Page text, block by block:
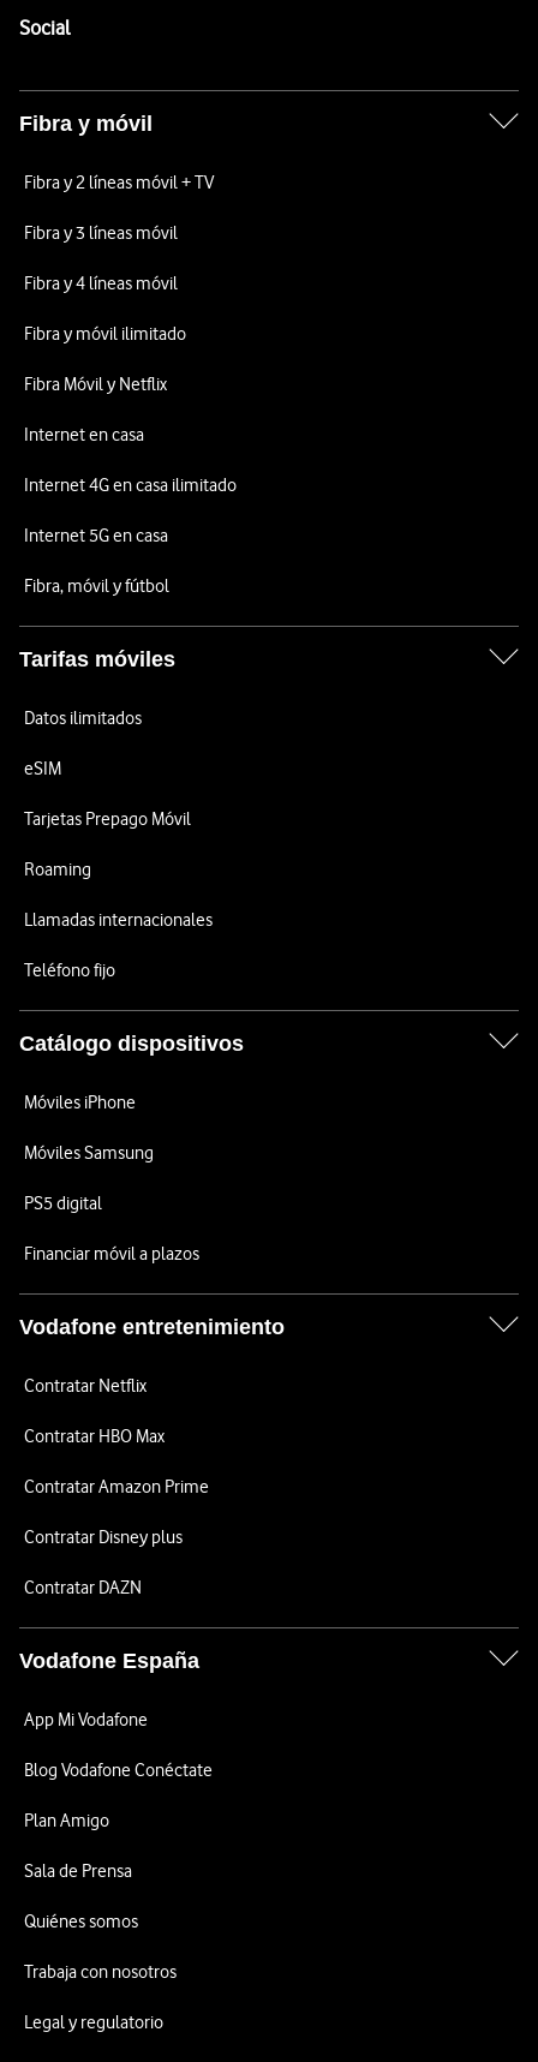
SocialEnlaces a las redes sociales de Vodafone
Fibra y móvil
Fibra y 2 líneas móvil + TV
Fibra y 3 líneas móvil
Fibra y 4 líneas móvil
Fibra y móvil ilimitado
Fibra Móvil y Netflix
Internet en casa
Internet 4G en casa ilimitado
Internet 5G en casa
Fibra, móvil y fútbol
Tarifas móviles
Datos ilimitados
eSIM
Tarjetas Prepago Móvil
Roaming
Llamadas internacionales
Teléfono fijo
Catálogo dispositivos
Móviles iPhone
Móviles Samsung
PS5 digital
Financiar móvil a plazos
Vodafone entretenimiento
Contratar Netflix
Contratar HBO Max
Contratar Amazon Prime
Contratar Disney plus
Contratar DAZN
Vodafone España
App Mi Vodafone
Blog Vodafone Conéctate
Plan Amigo
Sala de Prensa
Quiénes somos
Trabaja con nosotros
Legal y regulatorio